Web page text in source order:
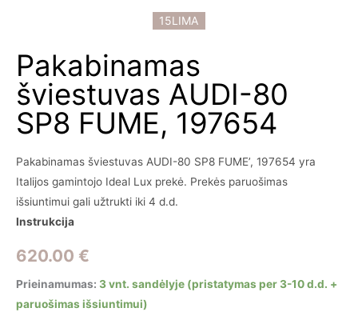
15LIMA
Pakabinamas
šviestuvas AUDI-80
SP8 FUME, 197654
Pakabinamas šviestuvas AUDI-80 SP8 FUME’, 197654 yra
Italijos gamintojo Ideal Lux prekė. Prekės paruošimas
išsiuntimui gali užtrukti iki 4 d.d.
Instrukcija
620.00 €
Prieinamumas: 3 vnt. sandėlyje (pristatymas per 3-10 d.d. +
paruošimas išsiuntimui)